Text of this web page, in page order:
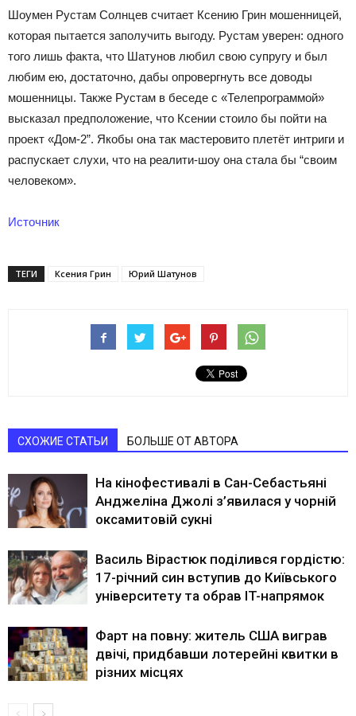
Шоумен Рустам Солнцев считает Ксению Грин мошенницей,
которая пытается заполучить выгоду. Рустам уверен: одного
того лишь факта, что Шатунов любил свою супругу и был
любим ею, достаточно, дабы опровергнуть все доводы
мошенницы. Также Рустам в беседе с «Телепрограммой»
высказал предположение, что Ксении стоило бы пойти на
проект «Дом-2”. Якобы она так мастеровито плетёт интриги и
распускает слухи, что на реалити-шоу она стала бы “своим
человеком».
Источник
ТЕГИ Ксения Грин Юрий Шатунов
СХОЖИЕ СТАТЬИ БОЛЬШЕ ОТ АВТОРА
На кінофестивалі в Сан-Себастьяні
Анджеліна Джолі з’явилася у чорній
оксамитовій сукні
Василь Вірастюк поділився гордістю:
17-річний син вступив до Київського
університету та обрав IT-напрямок
Фарт на повну: житель США виграв
двічі, придбавши лотерейні квитки в
різних місцях